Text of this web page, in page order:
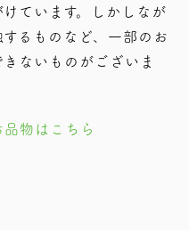
ています。しかしなが
るものなど、⼀部のお
ないものがございま
物はこちら